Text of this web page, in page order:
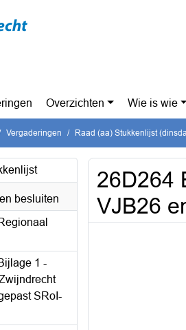
Overzichten Wie is wie
Vergaderingen Raad (aa) Stukkenlijst
besluiten
1 -
SRoI-
26D264
VJB26